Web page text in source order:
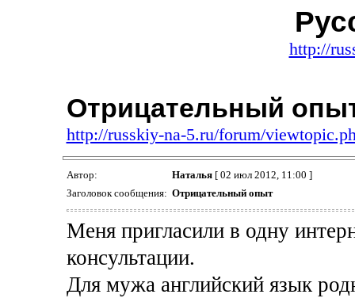
http://
Отрицательный
http://russkiy-na-5.ru/forum/
Автор: Наталья[ 02 июл 2012, 11:00 ]
Заголовок сообщения: Отрицательный опыт
Меня пригласили в одну
консультации.
Для мужа английский язык